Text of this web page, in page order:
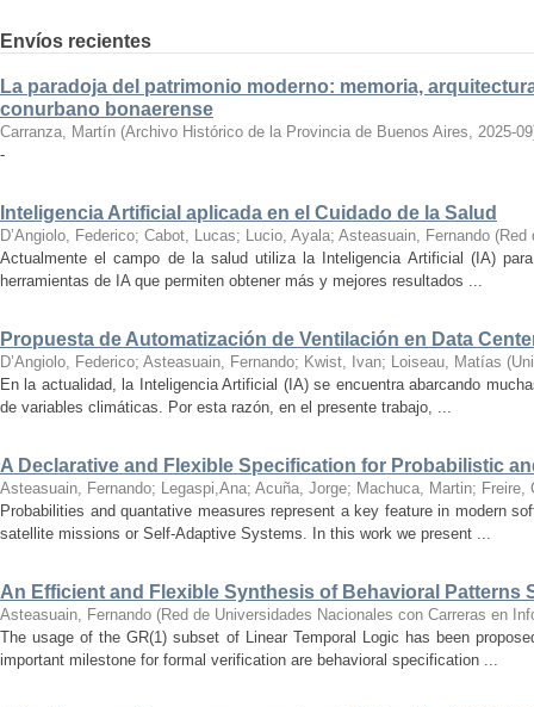
Envíos recientes
La paradoja del patrimonio moderno: memoria,
conurbano bonaerense
Carranza, Martín (Archivo Histórico de la Provincia de Buenos Aires, 2025-09
-
Inteligencia Artificial aplicada en el Cuidado de la Salud
D’Angiolo, Federico; Cabot, Lucas; Lucio, Ayala; Asteasuain, Fernando (Red
Actualmente el campo de la salud utiliza la Inteligencia Artificial (IA)
herramientas de IA que permiten obtener más y mejores resultados ...
Propuesta de Automatización de Ventilación en Data
D’Angiolo, Federico; Asteasuain, Fernando; Kwist, Ivan; Loiseau, Matías (
En la actualidad, la Inteligencia Artificial (IA) se encuentra abarcando
de variables climáticas. Por esta razón, en el presente trabajo, ...
A Declarative and Flexible Specification for Probabilistic
Asteasuain, Fernando; Legaspi,Ana; Acuña, Jorge; Machuca, Martin; Freire,
Probabilities and quantative measures represent a key feature in modern
satellite missions or Self-Adaptive Systems. In this work we present ...
An Efficient and Flexible Synthesis of Behavioral Patterns
Asteasuain, Fernando (Red de Universidades Nacionales con Carreras en
The usage of the GR(1) subset of Linear Temporal Logic has been
important milestone for formal verification are behavioral specification ...